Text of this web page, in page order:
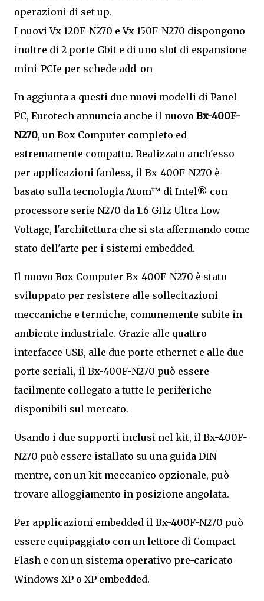
operazioni di set up.
I nuovi Vx-120F-N270 e Vx-150F-N270 dispongono
inoltre di 2 porte Gbit e di uno slot di espansione
mini-PCIe per schede add-on
In aggiunta a questi due nuovi modelli di Panel
PC, Eurotech annuncia anche il nuovo Bx-400F-
N270, un Box Computer completo ed
estremamente compatto. Realizzato anch'esso
per applicazioni fanless, il Bx-400F-N270 è
basato sulla tecnologia Atom™ di Intel® con
processore serie N270 da 1.6 GHz Ultra Low
Voltage, l'architettura che si sta affermando come
stato dell'arte per i sistemi embedded.
Il nuovo Box Computer Bx-400F-N270 è stato
sviluppato per resistere alle sollecitazioni
meccaniche e termiche, comunemente subite in
ambiente industriale. Grazie alle quattro
interfacce USB, alle due porte ethernet e alle due
porte seriali, il Bx-400F-N270 può essere
facilmente collegato a tutte le periferiche
disponibili sul mercato.
Usando i due supporti inclusi nel kit, il Bx-400F-
N270 può essere istallato su una guida DIN
mentre, con un kit meccanico opzionale, può
trovare alloggiamento in posizione angolata.
Per applicazioni embedded il Bx-400F-N270 può
essere equipaggiato con un lettore di Compact
Flash e con un sistema operativo pre-caricato
Windows XP o XP embedded.